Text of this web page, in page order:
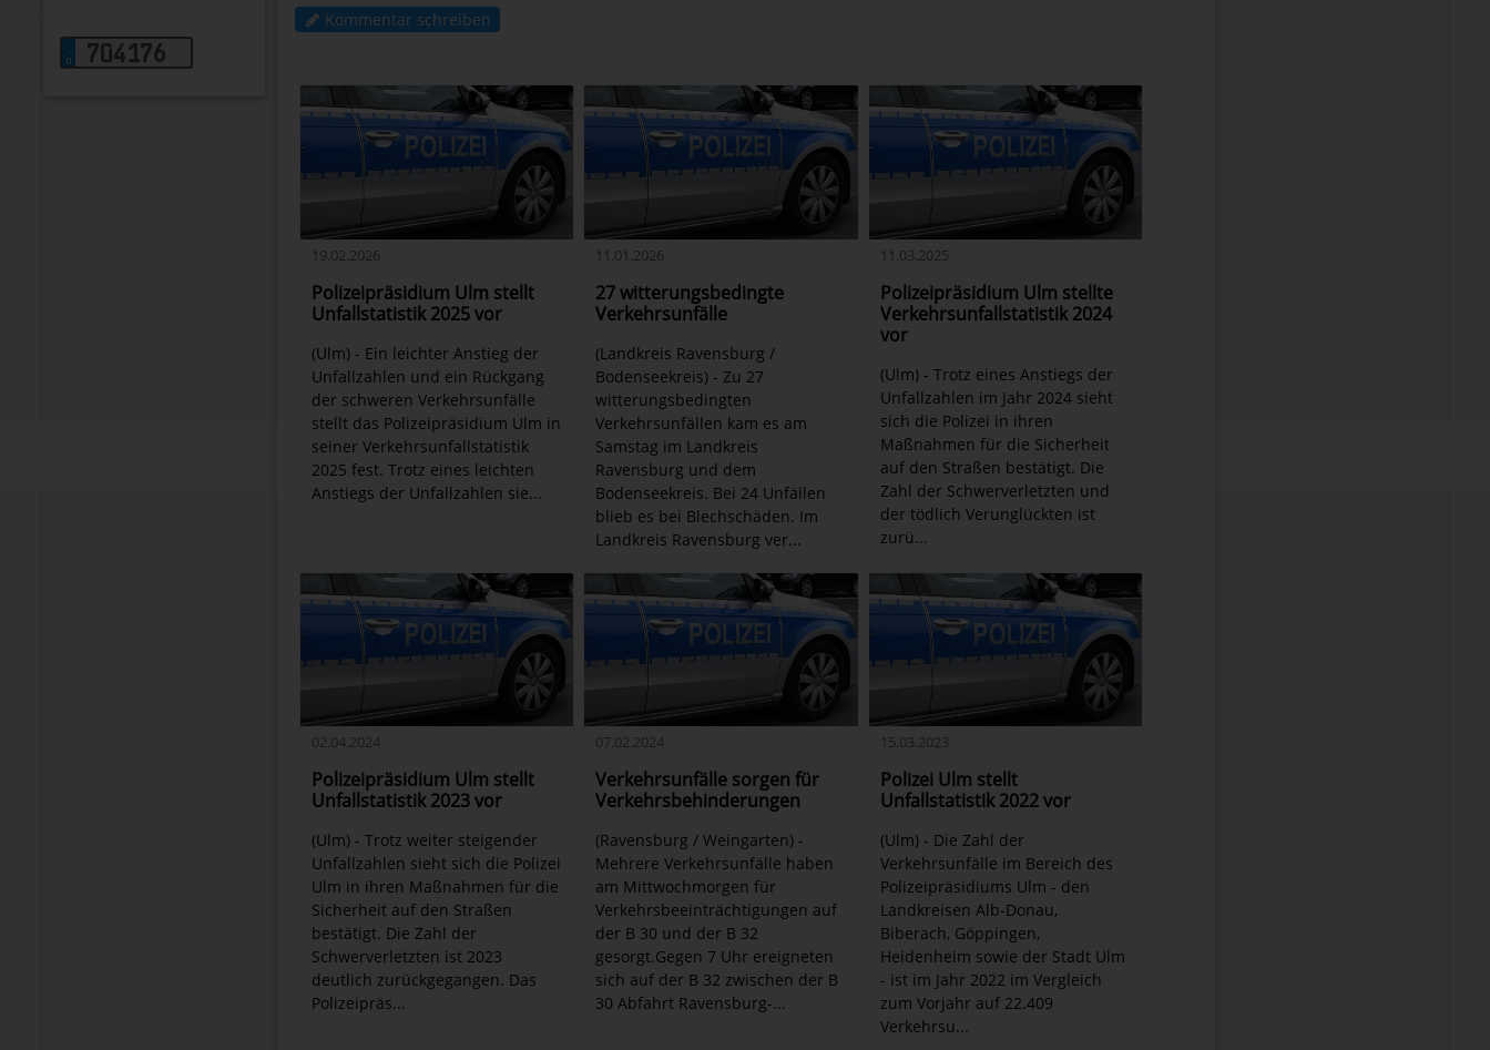
704176
Kommentar schreiben
19.02.2026
Polizeipräsidium Ulm stellt
Unfallstatistik 2025 vor
(Ulm) - Ein leichter Anstieg der
Unfallzahlen und ein Rückgang
der schweren Verkehrsunfälle
stellt das Polizeipräsidium Ulm in
seiner Verkehrsunfallstatistik
2025 fest. Trotz eines leichten
Anstiegs der Unfallzahlen sie...
11.01.2026
27 witterungsbedingte
Verkehrsunfälle
(Landkreis Ravensburg /
Bodenseekreis) - Zu 27
witterungsbedingten
Verkehrsunfällen kam es am
Samstag im Landkreis
Ravensburg und dem
Bodenseekreis. Bei 24 Unfällen
blieb es bei Blechschäden. Im
Landkreis Ravensburg ver...
11.03.2025
Polizeipräsidium Ulm stellte
Verkehrsunfallstatistik 2024
vor
(Ulm) - Trotz eines Anstiegs der
Unfallzahlen im Jahr 2024 sieht
sich die Polizei in ihren
Maßnahmen für die Sicherheit
auf den Straßen bestätigt. Die
Zahl der Schwerverletzten und
der tödlich Verunglückten ist
zurü...
02.04.2024
Polizeipräsidium Ulm stellt
Unfallstatistik 2023 vor
(Ulm) - Trotz weiter steigender
Unfallzahlen sieht sich die Polizei
Ulm in ihren Maßnahmen für die
Sicherheit auf den Straßen
bestätigt. Die Zahl der
Schwerverletzten ist 2023
deutlich zurückgegangen. Das
Polizeipräs...
07.02.2024
Verkehrsunfälle sorgen für
Verkehrsbehinderungen
(Ravensburg / Weingarten) -
Mehrere Verkehrsunfälle haben
am Mittwochmorgen für
Verkehrsbeeinträchtigungen auf
der B 30 und der B 32
gesorgt.Gegen 7 Uhr ereigneten
sich auf der B 32 zwischen der B
30 Abfahrt Ravensburg-...
15.03.2023
Polizei Ulm stellt
Unfallstatistik 2022 vor
(Ulm) - Die Zahl der
Verkehrsunfälle im Bereich des
Polizeipräsidiums Ulm - den
Landkreisen Alb-Donau,
Biberach, Göppingen,
Heidenheim sowie der Stadt Ulm
- ist im Jahr 2022 im Vergleich
zum Vorjahr auf 22.409
Verkehrsu...